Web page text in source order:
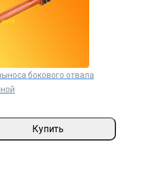
бокового отвала
Купить